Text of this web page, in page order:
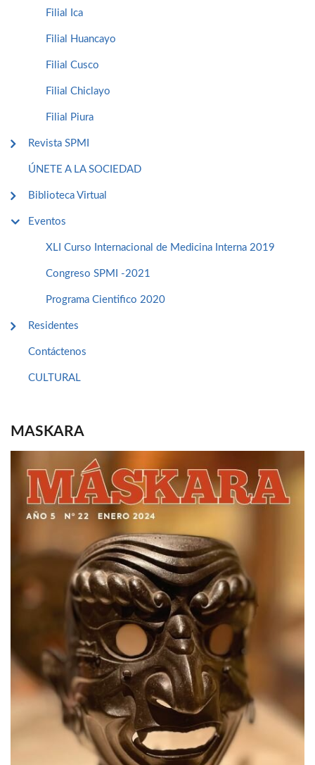
Filial Ica
Filial Huancayo
Filial Cusco
Filial Chiclayo
Filial Piura
Revista SPMI
ÚNETE A LA SOCIEDAD
Biblioteca Virtual
Eventos
XLI Curso Internacional de Medicina Interna 2019
Congreso SPMI -2021
Programa Cientifico 2020
Residentes
Contáctenos
CULTURAL
MASKARA